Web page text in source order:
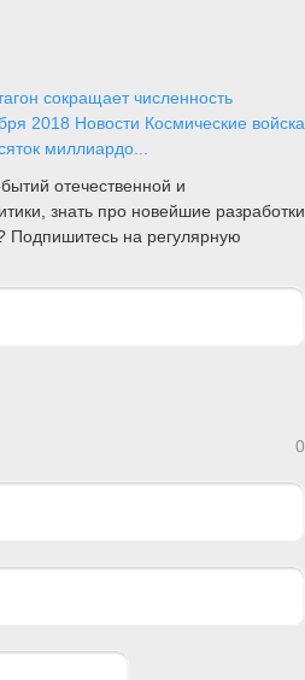
сокращает численность
2018 Новости Космические войска
миллиардо...
отечественной и
знать про новейшие разработки
на регулярную
0